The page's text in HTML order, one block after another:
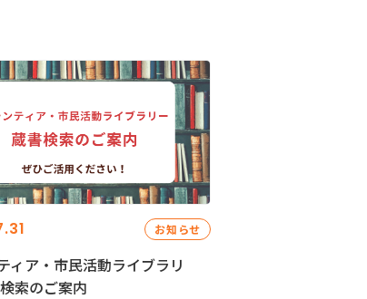
お知らせ
ィア・市民活動ライブラリ
索のご案内